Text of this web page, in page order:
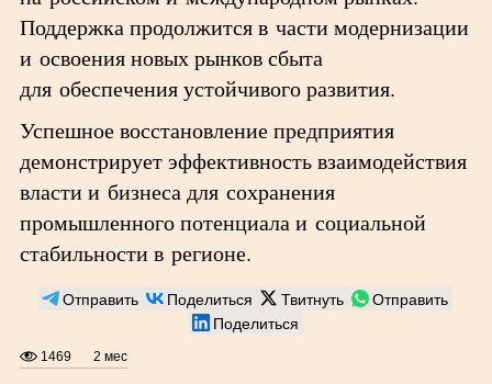
Поддержка продолжится в части модернизации
и освоения новых рынков сбыта
для обеспечения устойчивого развития.
Успешное восстановление предприятия
демонстрирует эффективность взаимодействия
власти и бизнеса для сохранения
промышленного потенциала и социальной
стабильности в регионе.
Отправить Поделиться Твитнуть
Отправить
Поделиться
1469 2 мес